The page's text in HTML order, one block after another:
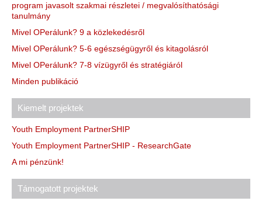
program javasolt szakmai részletei / megvalósíthatósági
tanulmány
Mivel OPerálunk? 9 a közlekedésről
Mivel OPerálunk? 5-6 egészségügyről és kitagolásról
Mivel OPerálunk? 7-8 vízügyről és stratégiáról
Minden publikáció
Kiemelt projektek
Youth Employment PartnerSHIP
Youth Employment PartnerSHIP - ResearchGate
A mi pénzünk!
Támogatott projektek